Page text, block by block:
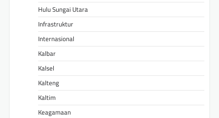
Hulu Sungai Utara
Infrastruktur
Internasional
Kalbar
Kalsel
Kalteng
Kaltim
Keagamaan